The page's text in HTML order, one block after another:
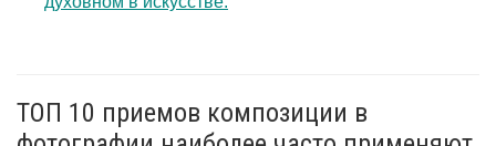
ТОП 10 приемов композиции в